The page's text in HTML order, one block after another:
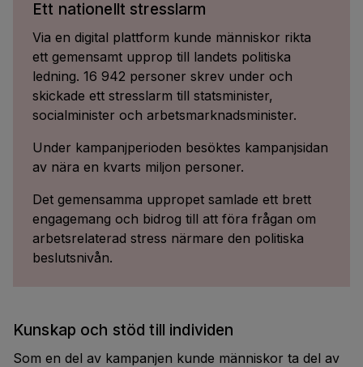
Ett nationellt stresslarm
Via en digital plattform kunde människor rikta
ett gemensamt upprop till landets politiska
ledning. 16 942 personer skrev under och
skickade ett stresslarm till statsminister,
socialminister och arbetsmarknadsminister.
Under kampanjperioden besöktes kampanjsidan
av nära en kvarts miljon personer.
Det gemensamma uppropet samlade ett brett
engagemang och bidrog till att föra frågan om
arbetsrelaterad stress närmare den politiska
beslutsnivån.
Kunskap och stöd till individen
Som en del av kampanjen kunde människor ta del av